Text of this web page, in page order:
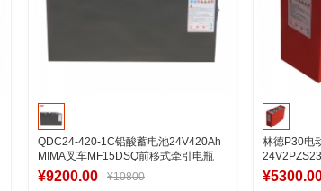
QDC24-420-1C铅酸蓄电池24V420Ah
MIMA叉车MF15DSQ前移式牵引电瓶
¥9200.00 ¥10800
林德P30电